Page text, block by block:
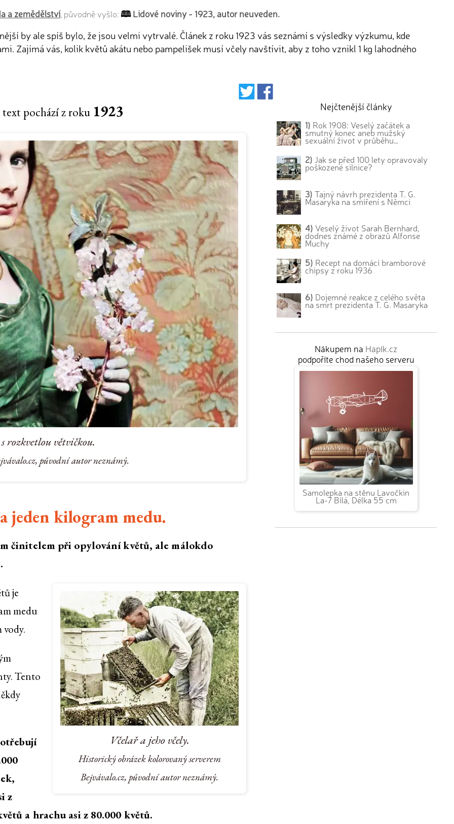
a zemědělství, původně vyšlo: Lidové noviny - 1923, autor neuveden.
by ale spíš bylo, že jsou velmi vytrvalé. Článek z roku 1923 vás seznámí s výsledky výzkumu, kde
Zajímá vás, kolik květů akátu nebo pampelišek musí včely navštívit, aby z toho vznikl 1 kg lahodného
pochází z roku 1923
rozkvetlou větvičkou.
původní autor neznámý.
jeden kilogram medu.
činitelem při opylování květů, ale málokdo
Včelař a jeho včely.
Historický obrázek kolorovaný serverem
Bejvávalo.cz, původní autor neznámý.
je
medu
Tento
z
a hrachu asi z 80.000 květů.
Nejčtenější články
1) Rok 1908: Veselý začátek a
smutný konec aneb mužský
sexuální život v průběhu…
2) Jak se před 100 lety opravovaly
poškozené silnice?
3) Tajný návrh prezidenta T. G.
Masaryka na smíření s Němci
4) Veselý život Sarah Bernhard,
dodnes známé z obrazů Alfonse
Muchy
5) Recept na domácí bramborové
chipsy z roku 1936
6) Dojemné reakce z celého světa
na smrt prezidenta T. G. Masaryka
Nákupem na Hapík.cz
podpoříte chod našeho serveru
Samolepka na stěnu Lavočkin
La-7 Bílá, Délka 55 cm